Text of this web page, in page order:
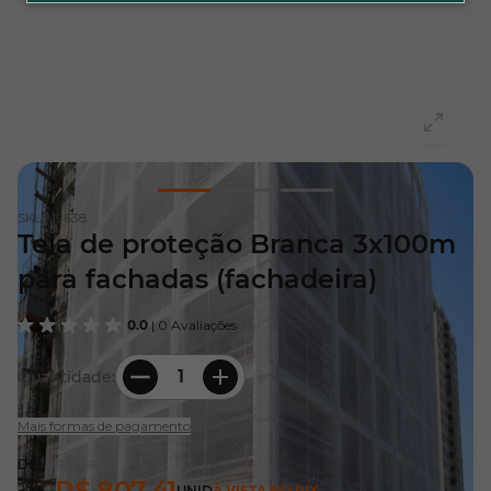
View larger image
0.0 | 0 Avaliações
SKU=19638
Tela de proteção Branca 3x100m
para fachadas (fachadeira)
Quantidade:
Mais formas de pagamento
R$ 1.143,90